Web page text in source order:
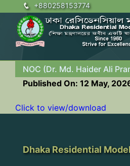
+880258153774
NOC (Dr. Md. Haider Ali
Published On: 12 May,
Click to view/download
Dhaka Residential